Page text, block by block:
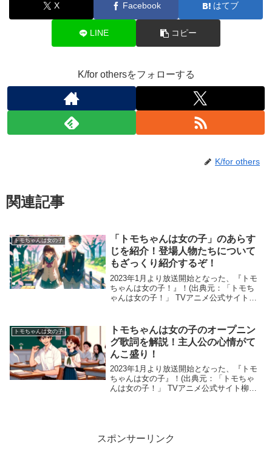
X Facebook はてブ
LINE コピー
K/for othersをフォローする
K/for others
関連記事
トモちゃんは女の子
「トモちゃんは女の子」のあらす
じを紹介！登場人物たちについて
もざっくり紹介するぞ！
2023年1月より放送開始となった、『トモ
ちゃんは女の子！』！(出典元：「トモち
ゃんは女の子！」 TVアニメ公式サイト柳
る日刊4コマ漫画配信サービス「ツイ4...
トモちゃんは女の子
トモちゃんは女の子のオープニン
グ歌詞を解説！主人公の心情がて
んこ盛り！
2023年1月より放送開始となった、『トモ
ちゃんは女の子』！(出典元：「トモちゃ
んは女の子！」 TVアニメ公式サイト柳田
スポンサーリンク